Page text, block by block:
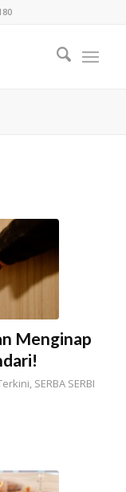
Menginap
, SERBA SERBI